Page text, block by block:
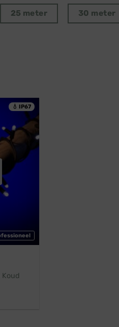
25 meter 30 meter
💧 IP67